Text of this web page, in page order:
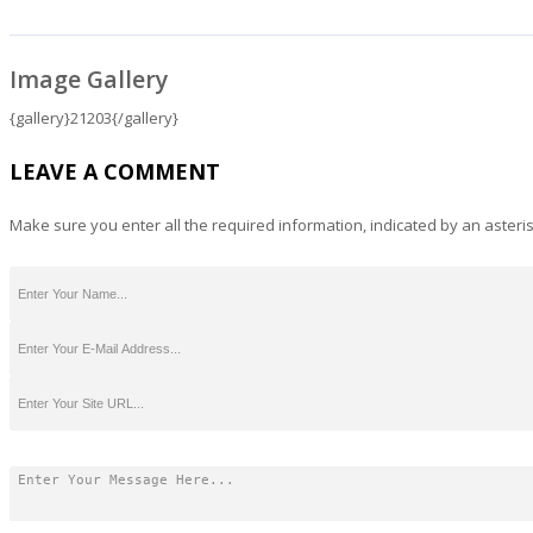
Image Gallery
{gallery}21203{/gallery}
LEAVE A COMMENT
Make sure you enter all the required information, indicated by an